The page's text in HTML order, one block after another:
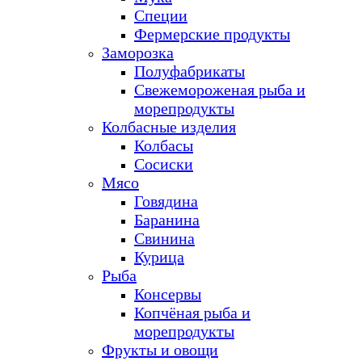
Специи
Фермерские продукты
Заморозка
Полуфабрикаты
Свежемороженая рыба и
морепродукты
Колбасные изделия
Колбасы
Сосиски
Мясо
Говядина
Баранина
Свинина
Курица
Рыба
Консервы
Копчёная рыба и
морепродукты
Фрукты и овощи